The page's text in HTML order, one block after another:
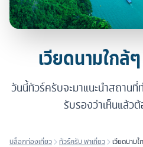
เวียดนามใกล้
วันนี้ทัวร์ครับจะมาแนะนำสถาน
รับรองว่าเห็นแล้ว
บล็อกท่องเที่ยว ทัวร์ครับ พาเที่ยว เวียดนามใ